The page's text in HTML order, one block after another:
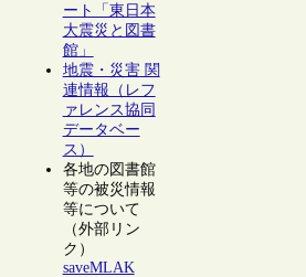
ート「東日本
大震災と図書
館」
地震・災害 関
連情報（レフ
ァレンス協同
データベー
ス）
各地の図書館
等の被災情報
等について
（外部リン
ク）
saveMLAK